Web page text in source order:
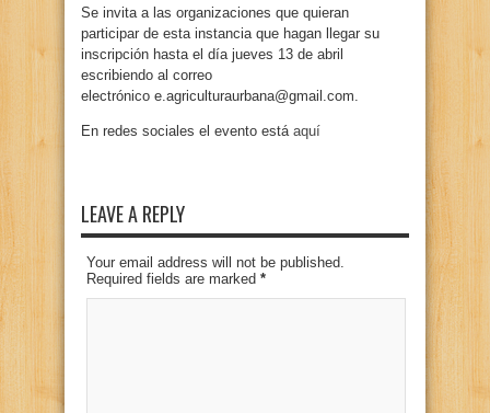
Se invita a las organizaciones que quieran
participar de esta instancia que hagan llegar su
inscripción hasta el día jueves 13 de abril
escribiendo al correo
electrónico e.agriculturaurbana@gmail.com.
En redes sociales el evento está aquí
LEAVE A REPLY
Your email address will not be published.
Required fields are marked *